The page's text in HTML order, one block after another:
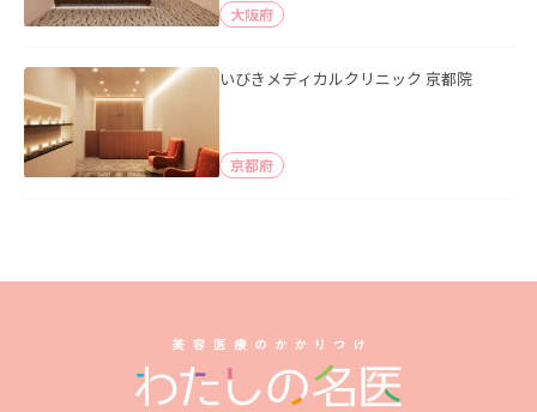
大阪府
いびきメディカルクリニック 京都院
京都府